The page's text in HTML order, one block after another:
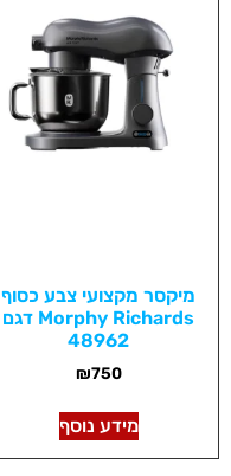
מיקסר מקצועי צבע כסוף
Morphy Richards דגם
48962
₪750
מידע נוסף